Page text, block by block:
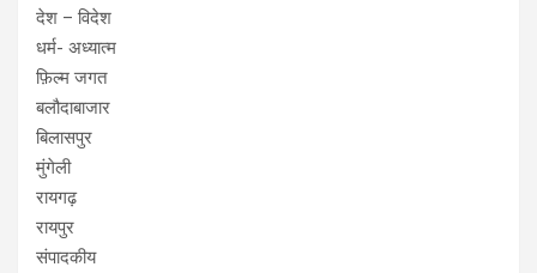
देश – विदेश
धर्म- अध्यात्म
फ़िल्म जगत
बलौदाबाजार
बिलासपुर
मुंगेली
रायगढ़
रायपुर
संपादकीय